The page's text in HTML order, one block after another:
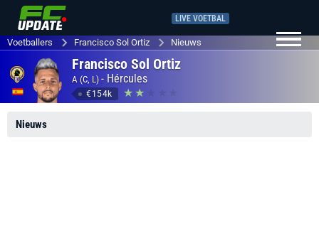
LIVE VOETBAL
Voetballers Francisco Sol Ortiz Nieuws
Francisco Sol Ortiz
A (C, L) - Hércules
€154k
Nieuws